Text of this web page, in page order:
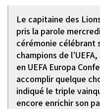
Le capitaine des
pris la parole
cérémonie célébrant
champions de
en UEFA Europa
accomplir quelque
indiqué le triple
encore enrichir son